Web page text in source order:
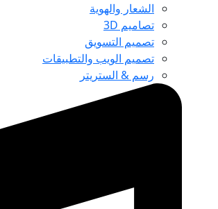
الشعار والهوية
تصاميم 3D
تصميم التسويق
تصميم الويب والتطبيقات
رسم & الستريتر